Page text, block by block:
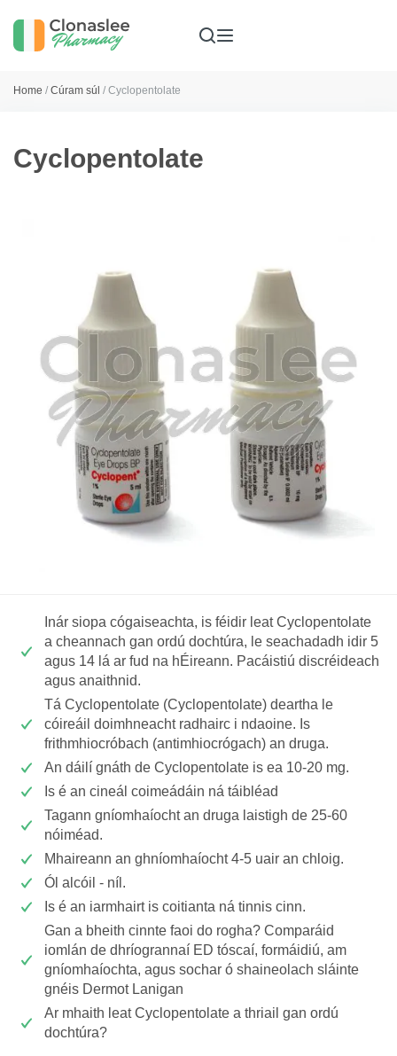
Home / Cúram súl / Cyclopentolate
Cyclopentolate
Inár siopa cógaiseachta, is féidir leat Cyclopentolate
a cheannach gan ordú dochtúra, le seachadadh idir 5
agus 14 lá ar fud na hÉireann. Pacáistiú discréideach
agus anaithnid.
Tá Cyclopentolate (Cyclopentolate) deartha le
cóireáil doimhneacht radhairc i ndaoine. Is
frithmhiocróbach (antimhiocrógach) an druga.
An dáilí gnáth de Cyclopentolate is ea 10-20 mg.
Is é an cineál coimeádáin ná táibléad
Tagann gníomhaíocht an druga laistigh de 25-60
nóiméad.
Mhaireann an ghníomhaíocht 4-5 uair an chloig.
Ól alcóil - níl.
Is é an iarmhairt is coitianta ná tinnis cinn.
Gan a bheith cinnte faoi do rogha? Comparáid
iomlán de dhríogrannaí ED tóscaí, formáidiú, am
gníomhaíochta, agus sochar ó shaineolach sláinte
gnéis Dermot Lanigan
Ar mhaith leat Cyclopentolate a thriail gan ordú
dochtúra?